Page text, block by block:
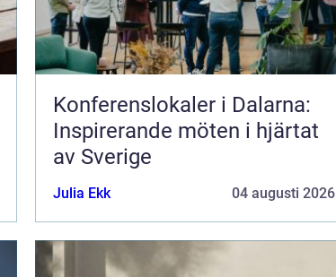
Konferenslokaler i Dalarna:
Inspirerande möten i hjärtat
av Sverige
Julia Ekk 04 augusti 2026